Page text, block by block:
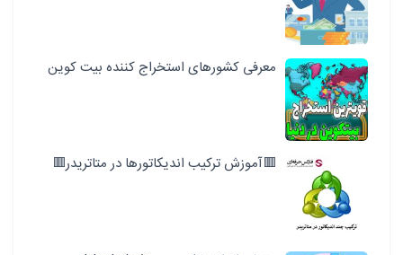
معرفی کشورهای استخراج کننده بیت کوین
🟥آموزش ترکیب اندیکاتورها در متاتریدر🟥